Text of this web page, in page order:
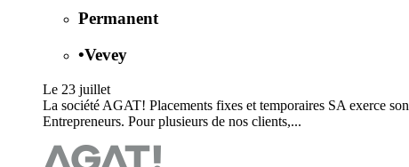
Permanent
•Vevey
Le 23 juillet
La société AGAT! Placements fixes et temporaires SA exerce
Entrepreneurs. Pour plusieurs de nos clients,...